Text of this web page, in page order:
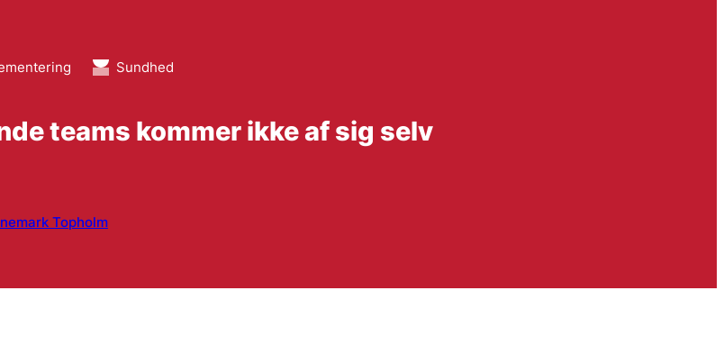
Sundhed
teams kommer ikke af sig selv
Topholm